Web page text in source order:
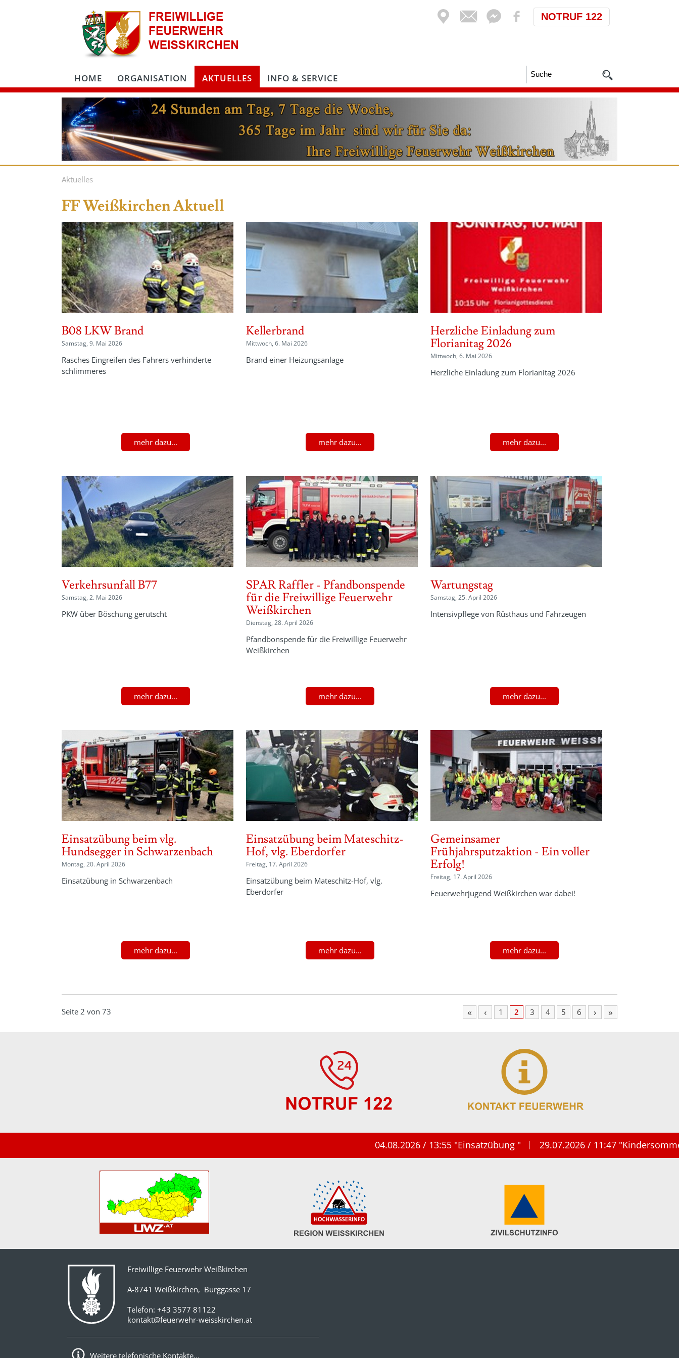
NOTRUF 122
HOME ORGANISATION AKTUELLES INFO & SERVICE
Aktuelles
FF Weißkirchen Aktuell
B08 LKW Brand
Samstag, 9. Mai 2026
Rasches Eingreifen des Fahrers verhinderte
schlimmeres
mehr dazu...
Kellerbrand
Mittwoch, 6. Mai 2026
Brand einer Heizungsanlage
mehr dazu...
Herzliche Einladung zum
Florianitag 2026
Mittwoch, 6. Mai 2026
Herzliche Einladung zum Florianitag 2026
mehr dazu...
Verkehrsunfall B77
Samstag, 2. Mai 2026
PKW über Böschung gerutscht
mehr dazu...
SPAR Raffler - Pfandbonspende
für die Freiwillige Feuerwehr
Weißkirchen
Dienstag, 28. April 2026
Pfandbonspende für die Freiwillige Feuerwehr
Weißkirchen
mehr dazu...
Wartungstag
Samstag, 25. April 2026
Intensivpflege von Rüsthaus und Fahrzeugen
mehr dazu...
Einsatzübung beim vlg.
Hundsegger in Schwarzenbach
Montag, 20. April 2026
Einsatzübung in Schwarzenbach
mehr dazu...
Einsatzübung beim Mateschitz-
Hof, vlg. Eberdorfer
Freitag, 17. April 2026
Einsatzübung beim Mateschitz-Hof, vlg.
Eberdorfer
mehr dazu...
Gemeinsamer
Frühjahrsputzaktion - Ein voller
Erfolg!
Freitag, 17. April 2026
Feuerwehrjugend Weißkirchen war dabei!
mehr dazu...
Seite 2 von 73 « ‹ 1 2 3 4 5 6 › »
04.08.2026 / 13:55 "Einsatzübung " 29.07.2026 / 11:47 "Kindersommer bei der
Freiwillige Feuerwehr Weißkirchen
A-8741 Weißkirchen, Burggasse 17
Telefon: +43 3577 81122
kontakt@feuerwehr-weisskirchen.at
Weitere telefonische Kontakte...